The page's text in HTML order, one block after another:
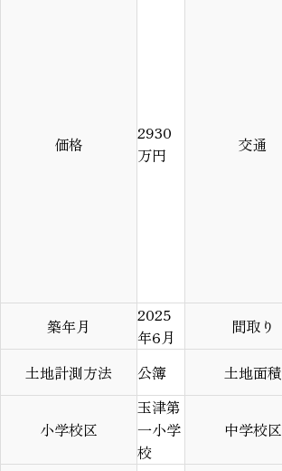
価格
2930
万円
交通
築年月
2025
年6月
間取り
土地計測方法 公簿 土地面積
小学校区
玉津第
一小学
校
中学校区